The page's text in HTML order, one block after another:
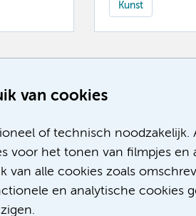
van cookies
of technisch noodzakelijk.
voor het tonen van filmpjes en
van alle cookies zoals
en analytische cookies
Kunst